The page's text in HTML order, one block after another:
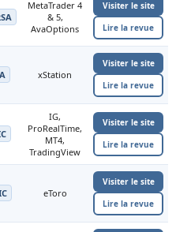
MetaTrader 4
& 5,
AvaOptions
Visiter le site
Lire la revue
xStation
Visiter le site
Lire la revue
IG,
ProRealTime,
MT4,
TradingView
Visiter le site
Lire la revue
eToro
Visiter le site
Lire la revue